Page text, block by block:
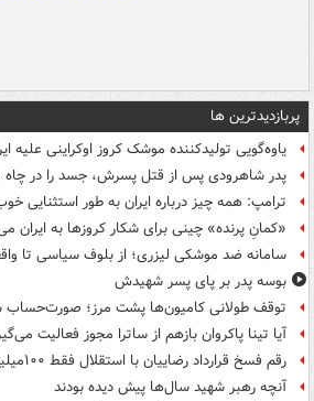
پربازدیدترین ها
یاوه‌گویی تولیدکننده موشک کروز اوکراینی علیه
پدر شاهرودی پس از قتل پسرش، جسد را در
ترامپ: همه چیز درباره ایران به طور استثنایی
«کمانِ پرنده» چینی برای شکار کروزها به ایران
سامانه ضد موشکی لیزری؛ از بلوف سیاسی تا
بوسه‌ پدر بر پای پسر شهیدش
توقف طولانی کامیون‌ها پشت مرز؛ صورت‌حساب
آیا تینا پاکروان بازهم از ساترا مجوز فعالیت
رقم فسخ قرارداد رضاییان با استقلال فقط ۱۰۰میلیون تومان!
آنچه رهبر شهید سال‌ها پیش دیده بودند